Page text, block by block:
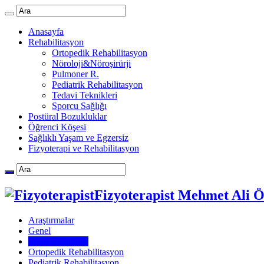
Anasayfa
Rehabilitasyon
Ortopedik Rehabilitasyon
Nöroloji&Nöroşirürji
Pulmoner R.
Pediatrik Rehabilitasyon
Tedavi Teknikleri
Sporcu Sağlığı
Postüral Bozukluklar
Öğrenci Köşesi
Sağlıklı Yaşam ve Egzersiz
Fizyoterapi ve Rehabilitasyon
Fizyoterapist Mehmet Ali
Araştırmalar
Genel
Ortopedik Rehabilitasyon